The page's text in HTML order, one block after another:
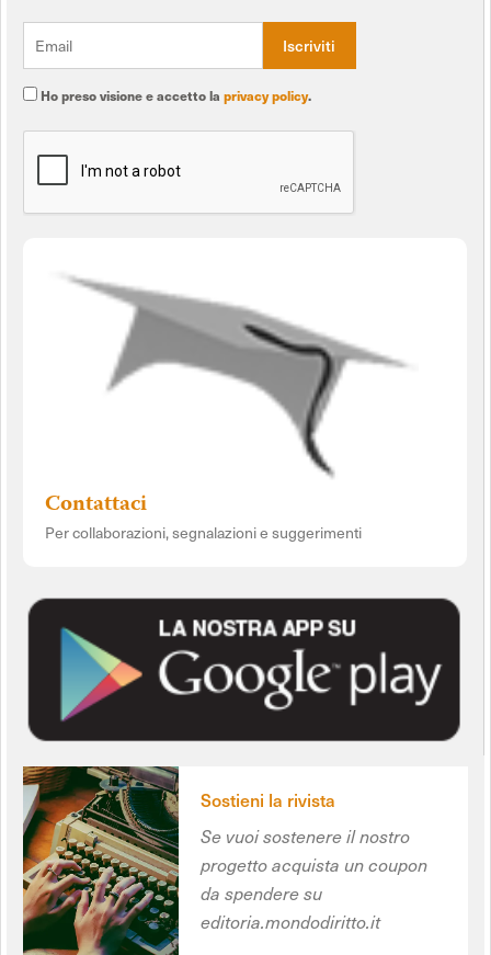
Ho preso visione e accetto la privacy policy.
Contattaci
Per collaborazioni, segnalazioni e suggerimenti
Sostieni la rivista
Se vuoi sostenere il nostro
progetto acquista un coupon
da spendere su
editoria.mondodiritto.it